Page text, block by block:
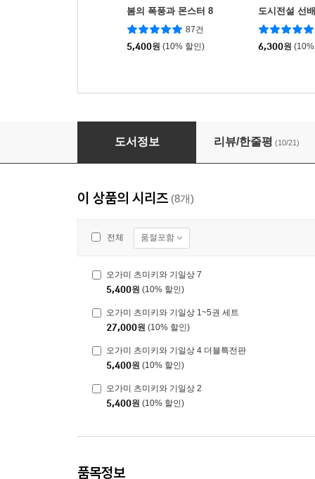
봄의 폭풍과 몬스터 8
87건
5,400원 (10% 할인)
도시전설 선
6,300원
오가미 츠미키와 기일상 6
도서정보 리뷰/한줄평 (10/21)
이 상품의 시리즈 (8개)
전체 품절포함
오가미 츠미키와 기일상 7
5,400원 (10% 할인)
오가미 츠미키와 기일상 1~5권 세트
27,000원 (10% 할인)
오가미 츠미키와 기일상 4 더블특전판
5,400원 (10% 할인)
오가미 츠미키와 기일상 2
5,400원 (10% 할인)
품목정보